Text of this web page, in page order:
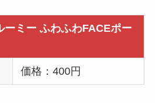
ーミー ふわふわFACEポー
価格：400円